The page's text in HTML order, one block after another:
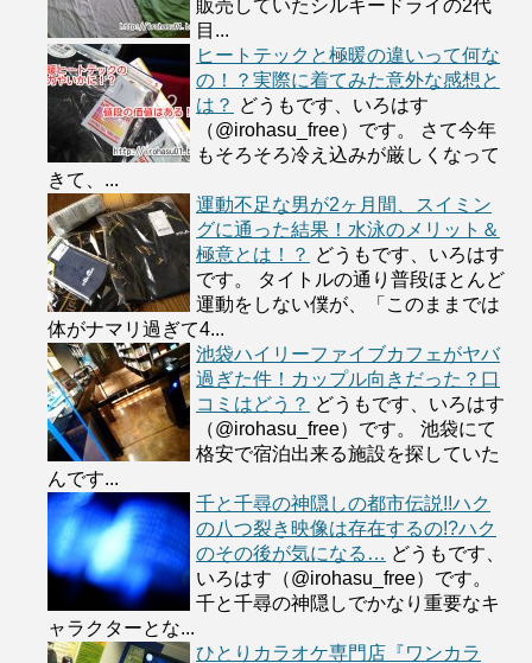
販売していたシルキードライの2代
目...
ヒートテックと極暖の違いって何な
の！？実際に着てみた意外な感想と
は？ どうもです、いろはす
（@irohasu_free）です。 さて今年
もそろそろ冷え込みが厳しくなって
きて、...
運動不足な男が2ヶ月間、スイミン
グに通った結果！水泳のメリット＆
極意とは！？ どうもです、いろはす
です。 タイトルの通り普段ほとんど
運動をしない僕が、「このままでは
体がナマリ過ぎて4...
池袋ハイリーファイブカフェがヤバ
過ぎた件！カップル向きだった？口
コミはどう？ どうもです、いろはす
（@irohasu_free）です。 池袋にて
格安で宿泊出来る施設を探していた
んです...
千と千尋の神隠しの都市伝説!!ハク
の八つ裂き映像は存在するの!?ハク
のその後が気になる… どうもです、
いろはす（@irohasu_free）です。
千と千尋の神隠しでかなり重要なキ
ャラクターとな...
ひとりカラオケ専門店『ワンカラ